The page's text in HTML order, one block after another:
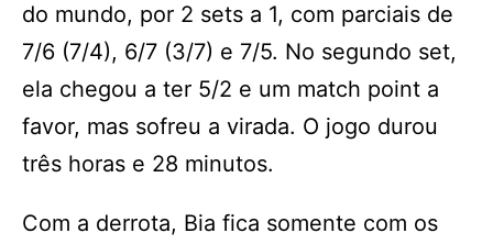
do mundo, por 2 sets a 1, com parciais de
7/6 (7/4), 6/7 (3/7) e 7/5. No segundo set,
ela chegou a ter 5/2 e um match point a
favor, mas sofreu a virada. O jogo durou
três horas e 28 minutos.
Com a derrota, Bia fica somente com os